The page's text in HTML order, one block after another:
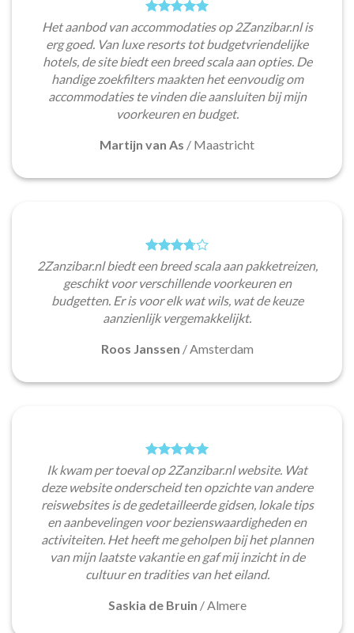
Het aanbod van accommodaties op 2Zanzibar.nl is
erg goed. Van luxe resorts tot budgetvriendelijke
hotels, de site biedt een breed scala aan opties. De
handige zoekfilters maakten het eenvoudig om
accommodaties te vinden die aansluiten bij mijn
voorkeuren en budget.
Martijn van As / Maastricht
2Zanzibar.nl biedt een breed scala aan pakketreizen,
geschikt voor verschillende voorkeuren en
budgetten. Er is voor elk wat wils, wat de keuze
aanzienlijk vergemakkelijkt.
Roos Janssen /Amsterdam
Ik kwam per toeval op 2Zanzibar.nl website. Wat
deze website onderscheid ten opzichte van andere
reiswebsites is de gedetailleerde gidsen, lokale tips
en aanbevelingen voor bezienswaardigheden en
activiteiten. Het heeft me geholpen bij het plannen
van mijn laatste vakantie en gaf mij inzicht in de
cultuur en tradities van het eiland.
Saskia de Bruin /Almere